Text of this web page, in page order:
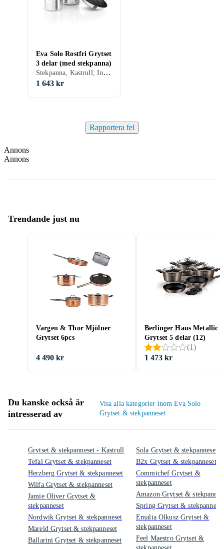
Eva Solo Rostfri Grytset
3 delar (med stekpanna)
Stekpanna, Kastrull, Induktion, Stål/Järn, Aluminium, Rostfritt stål, Metall
1 643 kr
Rapportera fel
Annons
Annons
Trendande just nu
Vargen & Thor Mjölner
Grytset 6pcs
4 490 kr
Berlinger Haus Metallic
Grytset 5 delar (12)
(1)
1 473 kr
Du kanske också är
intresserad av
Visa alla kategorier inom Eva Solo
Grytset & stekpanneset
Grytset & stekpanneset - Kastrull
Tefal Grytset & stekpanneset
Herzberg Grytset & stekpanneset
Wilfa Grytset & stekpanneset
Jamie Oliver Grytset &
stekpanneset
Nordwik Grytset & stekpanneset
Mareld Grytset & stekpanneset
Ballarini Grytset & stekpanneset
Sola Grytset & stekpanneset
B2x Grytset & stekpanneset
Commichef Grytset &
stekpanneset
Amazon Grytset &
Spring Grytset & stekpanneset
Emalia Olkusz Grytset &
stekpanneset
Feel Maestro Grytset &